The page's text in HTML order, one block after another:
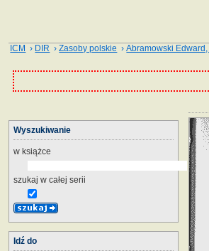
ICM › DIR ›Zasoby polskie ›Abramowski
Wyszukiwanie
w książce
szukaj w całej serii
Idź do